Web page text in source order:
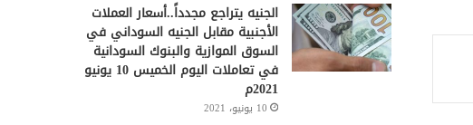
الجنيه يتراجع مجدداً..أسعار العملات
الأجنبية مقابل الجنيه السوداني في
السوق الموازية والبنوك السودانية
في تعاملات اليوم الخميس 10 يونيو
2021م
10 يونيو، 2021